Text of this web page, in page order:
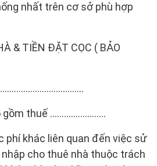
nhất trên cơ sở phù hợp
& TIỀN ĐẶT CỌC ( BẢO
: ………………………………
gồm thuế ……………………
phí khác liên quan đến việc sử
cho thuê nhà thuộc trách